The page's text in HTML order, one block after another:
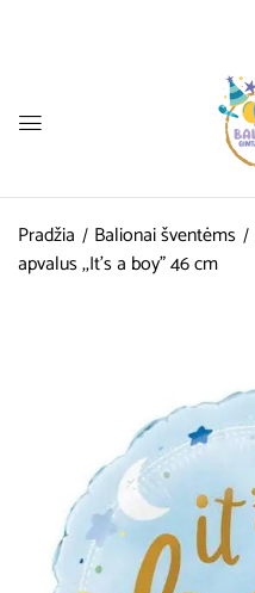
Pradžia Balionai šventėms
apvalus ,,It’s a boy” 46 cm